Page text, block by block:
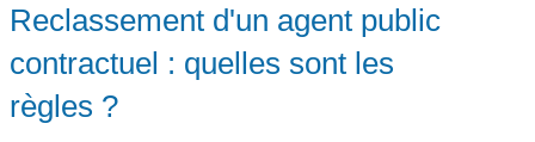
Reclassement d'un agent public
contractuel : quelles sont les
règles ?